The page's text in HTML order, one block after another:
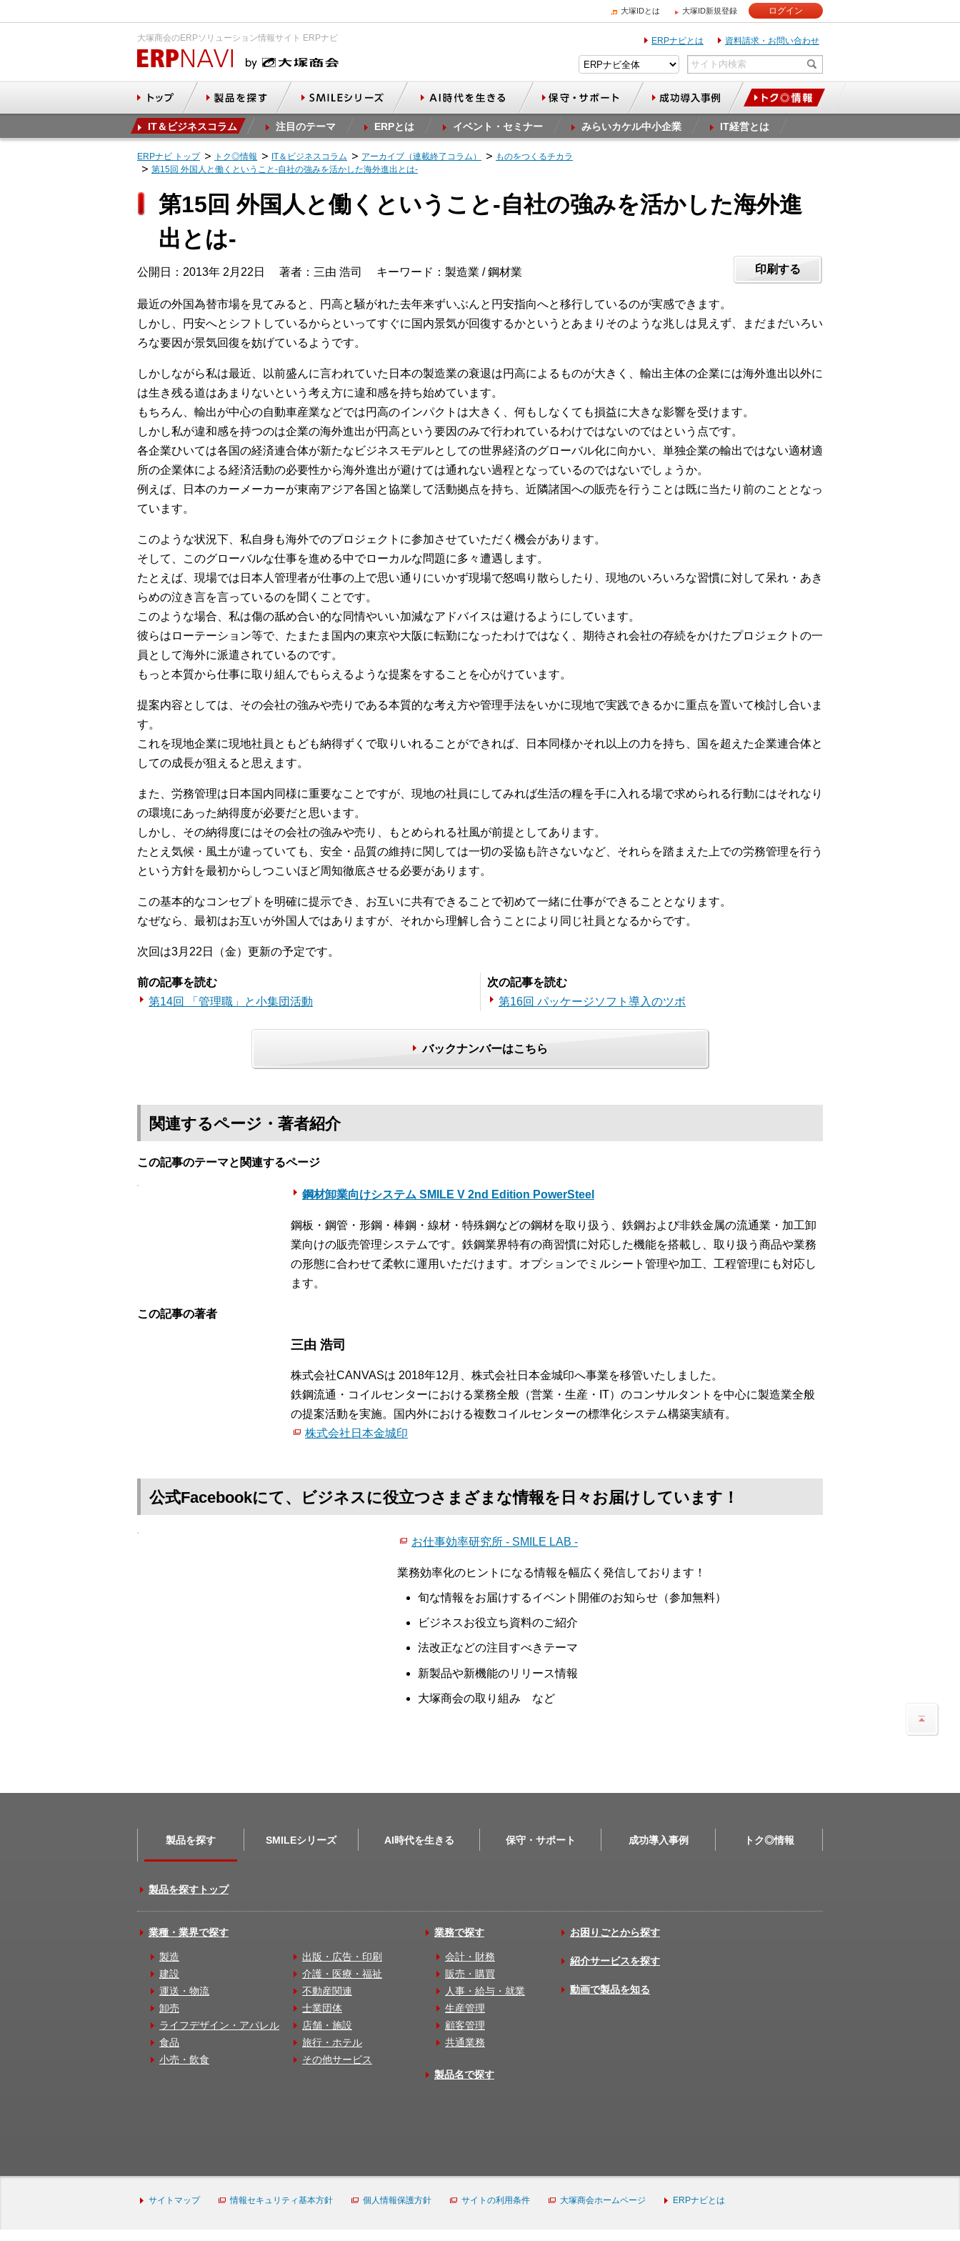
大塚IDとは 大塚ID新規登録 ログイン
大塚商会のERPソリューション情報サイト ERPナビ ERPナビとは 資料請求・お問い合わせ
IT＆ビジネスコラム 注目のテーマ ERPとは イベント・セミナー みらいカケル中小企業 IT経営とは
ERPナビ トップ トク◎情報 IT＆ビジネスコラム アーカイブ（連載終了コラム）
ものをつくるチカラ
第15回 外国人と働くということ‐自社の強みを活かした海外進出とは‐
第15回 外国人と働くということ‐自社の強みを活かした海外進
出とは‐
公開日：2013年 2月22日 著者：三由 浩司 キーワード：製造業 / 鋼材業 印刷する
最近の外国為替市場を見てみると、円高と騒がれた去年来ずいぶんと円安指向へと移行しているのが実感できます。
しかし、円安へとシフトしているからといってすぐに国内景気が回復するかというとあまりそのような兆しは見えず、まだまだいろい
ろな要因が景気回復を妨げているようです。
しかしながら私は最近、以前盛んに言われていた日本の製造業の衰退は円高によるものが大きく、輸出主体の企業には海外進出以外に
は生き残る道はあまりないという考え方に違和感を持ち始めています。
もちろん、輸出が中心の自動車産業などでは円高のインパクトは大きく、何もしなくても損益に大きな影響を受けます。
しかし私が違和感を持つのは企業の海外進出が円高という要因のみで行われているわけではないのではという点です。
各企業ひいては各国の経済連合体が新たなビジネスモデルとしての世界経済のグローバル化に向かい、単独企業の輸出ではない適材適
所の企業体による経済活動の必要性から海外進出が避けては通れない過程となっているのではないでしょうか。
例えば、日本のカーメーカーが東南アジア各国と協業して活動拠点を持ち、近隣諸国への販売を行うことは既に当たり前のこととなっ
ています。
このような状況下、私自身も海外でのプロジェクトに参加させていただく機会があります。
そして、このグローバルな仕事を進める中でローカルな問題に多々遭遇します。
たとえば、現場では日本人管理者が仕事の上で思い通りにいかず現場で怒鳴り散らしたり、現地のいろいろな習慣に対して呆れ・あき
らめの泣き言を言っているのを聞くことです。
このような場合、私は傷の舐め合い的な同情やいい加減なアドバイスは避けるようにしています。
彼らはローテーション等で、たまたま国内の東京や大阪に転勤になったわけではなく、期待され会社の存続をかけたプロジェクトの一
員として海外に派遣されているのです。
もっと本質から仕事に取り組んでもらえるような提案をすることを心がけています。
提案内容としては、その会社の強みや売りである本質的な考え方や管理手法をいかに現地で実践できるかに重点を置いて検討し合いま
す。
これを現地企業に現地社員ともども納得ずくで取りいれることができれば、日本同様かそれ以上の力を持ち、国を超えた企業連合体と
しての成長が狙えると思えます。
また、労務管理は日本国内同様に重要なことですが、現地の社員にしてみれば生活の糧を手に入れる場で求められる行動にはそれなり
の環境にあった納得度が必要だと思います。
しかし、その納得度にはその会社の強みや売り、もとめられる社風が前提としてあります。
たとえ気候・風土が違っていても、安全・品質の維持に関しては一切の妥協も許さないなど、それらを踏まえた上での労務管理を行う
という方針を最初からしつこいほど周知徹底させる必要があります。
この基本的なコンセプトを明確に提示でき、お互いに共有できることで初めて一緒に仕事ができることとなります。
なぜなら、最初はお互いが外国人ではありますが、それから理解し合うことにより同じ社員となるからです。
次回は3月22日（金）更新の予定です。
前の記事を読む
第14回 「管理職」と小集団活動
次の記事を読む
第16回 パッケージソフト導入のツボ
バックナンバーはこちら
関連するページ・著者紹介
この記事のテーマと関連するページ
鋼材卸業向けシステム SMILE V 2nd Edition PowerSteel
鋼板・鋼管・形鋼・棒鋼・線材・特殊鋼などの鋼材を取り扱う、鉄鋼および非鉄金属の流通業・加工卸
業向けの販売管理システムです。鉄鋼業界特有の商習慣に対応した機能を搭載し、取り扱う商品や業務
の形態に合わせて柔軟に運用いただけます。オプションでミルシート管理や加工、工程管理にも対応し
ます。
この記事の著者
三由 浩司
株式会社CANVASは 2018年12月、株式会社日本金城印へ事業を移管いたしました。
鉄鋼流通・コイルセンターにおける業務全般（営業・生産・IT）のコンサルタントを中心に製造業全般
の提案活動を実施。国内外における複数コイルセンターの標準化システム構築実績有。
株式会社日本金城印
公式Facebookにて、ビジネスに役立つさまざまな情報を日々お届けしています！
お仕事効率研究所 - SMILE LAB -
業務効率化のヒントになる情報を幅広く発信しております！
旬な情報をお届けするイベント開催のお知らせ（参加無料）
ビジネスお役立ち資料のご紹介
法改正などの注目すべきテーマ
新製品や新機能のリリース情報
大塚商会の取り組み など
製品を探す SMILEシリーズ AI時代を生きる 保守・サポート 成功導入事例 トク◎情報
製品を探すトップ
業種・業界で探す
製造
建設
運送・物流
卸売
ライフデザイン・アパレル
食品
小売・飲食
出版・広告・印刷
介護・医療・福祉
不動産関連
士業団体
店舗・施設
旅行・ホテル
その他サービス
業務で探す
会計・財務
販売・購買
人事・給与・就業
生産管理
顧客管理
共通業務
製品名で探す
お困りごとから探す
紹介サービスを探す
動画で製品を知る
サイトマップ 情報セキュリティ基本方針 個人情報保護方針 サイトの利用条件 大塚商会ホームページ ERPナビとは